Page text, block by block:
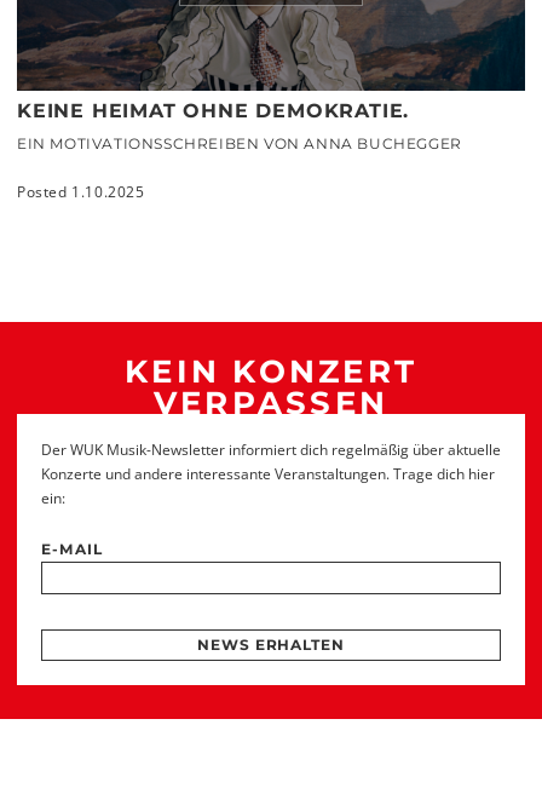
KEINE HEIMAT OHNE DEMOKRATIE.
EIN MOTIVATIONSSCHREIBEN VON ANNA BUCHEGGER
Posted 1.10.2025
KEIN KONZERT
VERPASSEN
Der WUK Musik-Newsletter informiert dich regelmäßig über aktuelle
Konzerte und andere interessante Veranstaltungen. Trage dich hier
ein:
E-MAIL
NEWS ERHALTEN